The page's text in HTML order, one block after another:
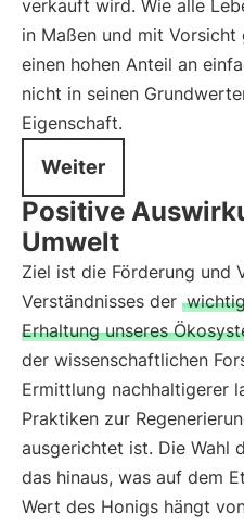
verkauft wird. Wie alle
in Maßen und mit Vorsicht
einen hohen Anteil an
nicht in seinen
Eigenschaft.
Weiter
Positive
Umwelt
Ziel ist die Förderung und
Verständnisses der
Erhaltung unseres
der wissenschaftlichen
Ermittlung nachhaltigerer
Praktiken zur
ausgerichtet ist. Die Wahl
das hinaus, was auf dem
Wert des Honigs hängt